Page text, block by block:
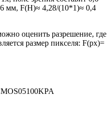
мм, F(Н)≈ 4,28/(10*1)≈ 0,4
оценить разрешение, где
размер пикселя: F(рх)=